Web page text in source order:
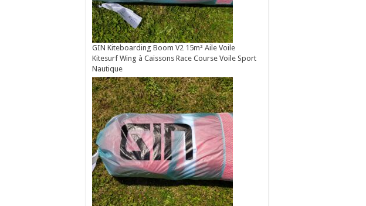
GIN Kiteboarding Boom V2 15m² Aile Voile
Kitesurf Wing à Caissons Race Course Voile Sport
Nautique